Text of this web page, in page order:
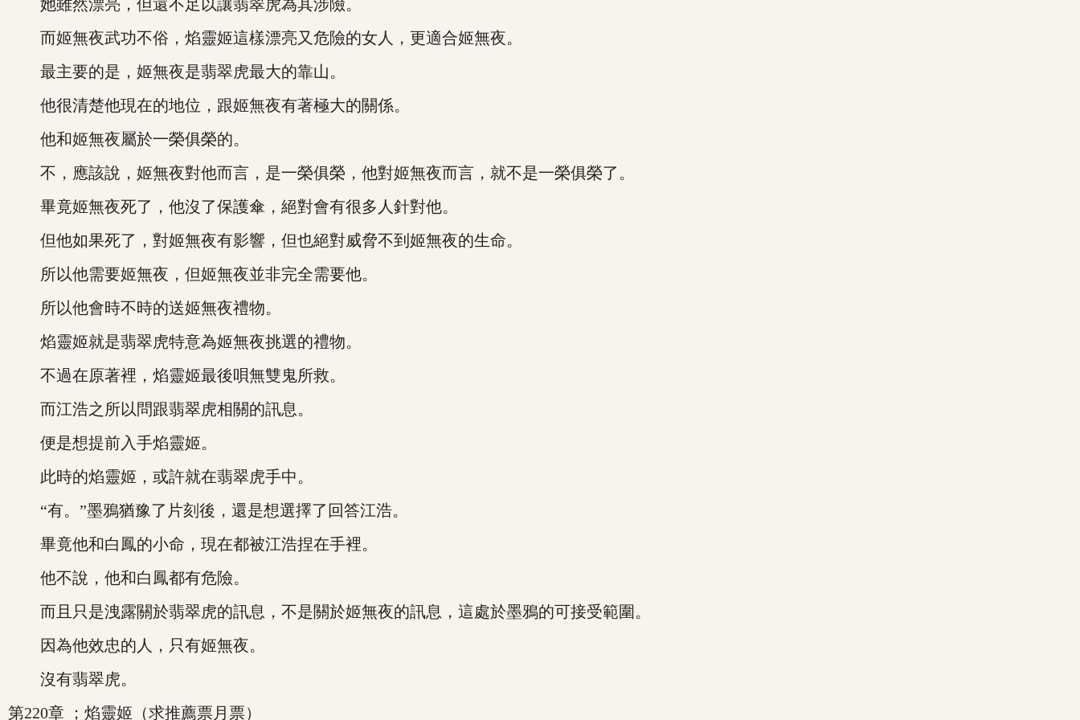
她雖然漂亮，但還不足以讓翡翠虎為其涉險。
而姬無夜武功不俗，焰靈姬這樣漂亮又危險的女人，更適合姬無夜。
最主要的是，姬無夜是翡翠虎最大的靠山。
他很清楚他現在的地位，跟姬無夜有著極大的關係。
他和姬無夜屬於一榮俱榮的。
不，應該說，姬無夜對他而言，是一榮俱榮，他對姬無夜而言，就不是一榮俱榮了。
畢竟姬無夜死了，他沒了保護傘，絕對會有很多人針對他。
但他如果死了，對姬無夜有影響，但也絕對威脅不到姬無夜的生命。
所以他需要姬無夜，但姬無夜並非完全需要他。
所以他會時不時的送姬無夜禮物。
焰靈姬就是翡翠虎特意為姬無夜挑選的禮物。
不過在原著裡，焰靈姬最後唄無雙鬼所救。
而江浩之所以問跟翡翠虎相關的訊息。
便是想提前入手焰靈姬。
此時的焰靈姬，或許就在翡翠虎手中。
“有。”墨鴉猶豫了片刻後，還是想選擇了回答江浩。
畢竟他和白鳳的小命，現在都被江浩捏在手裡。
他不說，他和白鳳都有危險。
而且只是洩露關於翡翠虎的訊息，不是關於姬無夜的訊息，這處於墨鴉的可接受範圍。
因為他效忠的人，只有姬無夜。
沒有翡翠虎。
第220章 ；焰靈姬（求推薦票月票）